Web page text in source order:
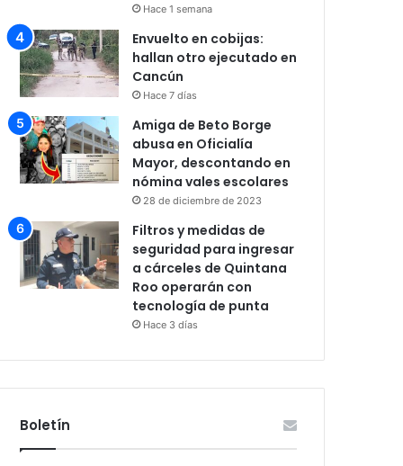
Hace 1 semana
Envuelto en cobijas:
hallan otro ejecutado en
Cancún
Hace 7 días
Amiga de Beto Borge
abusa en Oficialía
Mayor, descontando en
nómina vales escolares
28 de diciembre de 2023
Filtros y medidas de
seguridad para ingresar
a cárceles de Quintana
Roo operarán con
tecnología de punta
Hace 3 días
Boletín